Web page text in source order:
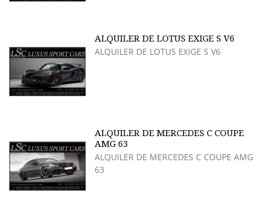
ALQUILER DE LOTUS EXIGE S V6
ALQUILER DE LOTUS EXIGE S V6
ALQUILER DE MERCEDES C COUPE
AMG 63
ALQUILER DE MERCEDES C COUPE AMG
63